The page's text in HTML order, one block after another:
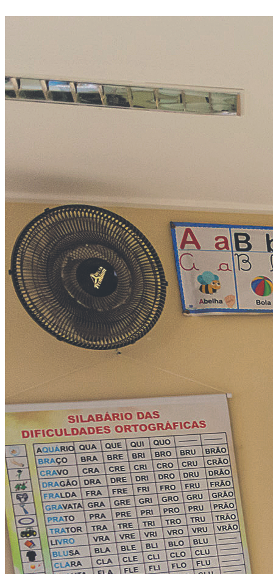
Publicidade Legal
Segurança
Cultura
Meio Ambiente
Selecione sua região
AldeiaAldeia da SerraAldeia de Barueri Alphaville
Jubran
BelvalBethavilleBoa
Vista CalifórniaCarapicuíbaCentro Chácaras MarcoCidades da
RegiãoCotiaCruz PretaEngenho Novo
Fazenda
MilitarItapeviJandira Jardim AudirJardim BelvalJardim
CalifórniaJardim dos AltosJardim dos CamargosJardim
EsperançaJardim Graziela Jardim IracemaJardim ItaquitiJardim
JulioJardim Líbano Jardim Maria CristinaJardim Maria Helena
Jardim
MutingaJardim Paraíso Jardim PaulistaJardim ReginaliceJardim São
LuísJardim São Pedro Jardim São Silvestre Jardim SilveiraJardim
TupãJardim Tupanci MutingaNova Aldeinha OsascoParque dos
CamargosParque ImperialParque Santa Luzia Parque VianaPirapora
do Bom JesusRecanto PhrynéaSantana de
Parnaíba
SilveiraTamboréVale do Sol Vila Barros
do Conde
Vila Engenho NovoVila Márcia
Vila Porto
Votupoca
Para Sua Empresa
Anuncie no Portal
Guia de Empresas
Divulgar VagasNovo
Publicidade Legal
Negócios Regionais
Turismo
Segurança Regional
Hospitais Estaduais
Parques & Represas
Cidades da Região
Santana de ParnaíbaOsasco CarapicuíbaJandiraItapeviCotiaPirapora
do Bom JesusAraçariguama CajamarCaieirasFranco da
RochaFrancisco MoratoTaboão da SerraEmbu das ArtesSão Roque
Para Sua Empresa